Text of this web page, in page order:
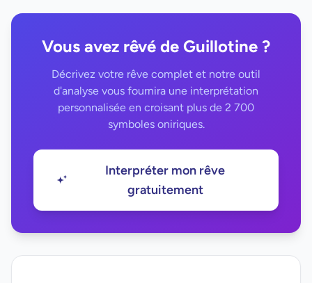
Vous avez rêvé de Guillotine ?
Décrivez votre rêve complet et notre outil
d'analyse vous fournira une interprétation
personnalisée en croisant plus de 2 700
symboles oniriques.
Interpréter mon rêve
gratuitement